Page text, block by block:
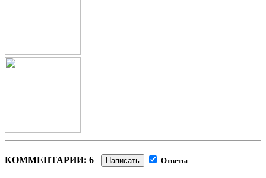
КОММЕНТАРИИ: 6 Написать Ответы